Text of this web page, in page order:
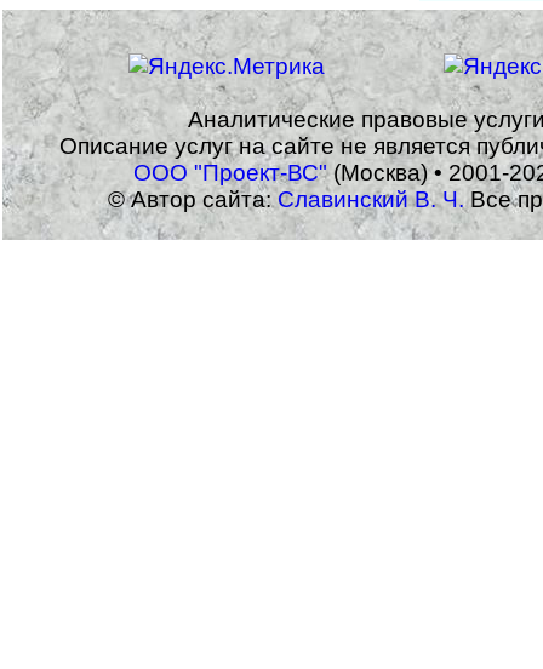
Аналитические правовые
Описание услуг на сайте не является
ООО "Проект-ВС"(Москва) • 2001-
© Автор сайта:Славинский В. Ч.Все